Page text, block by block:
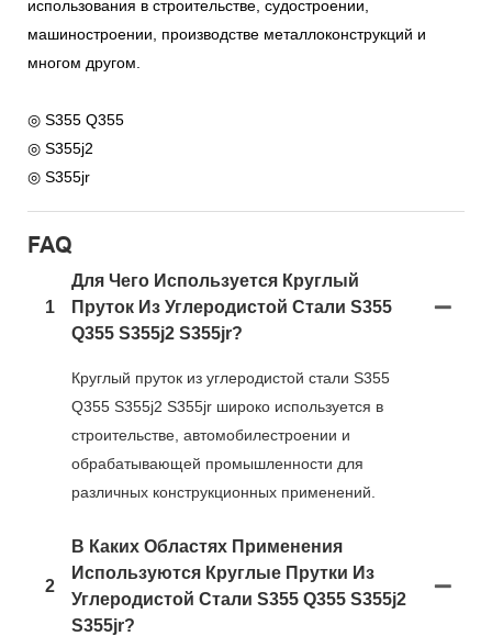
использования в строительстве, судостроении,
машиностроении, производстве металлоконструкций и
многом другом.
◎ S355 Q355
◎ S355j2
◎ S355jr
FAQ
1
Для Чего Используется Круглый
Пруток Из Углеродистой Стали S355
Q355 S355j2 S355jr?
Круглый пруток из углеродистой стали S355
Q355 S355j2 S355jr широко используется в
строительстве, автомобилестроении и
обрабатывающей промышленности для
различных конструкционных применений.
2
В Каких Областях Применения
Используются Круглые Прутки Из
Углеродистой Стали S355 Q355 S355j2
S355jr?